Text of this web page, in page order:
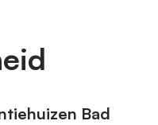
Bad